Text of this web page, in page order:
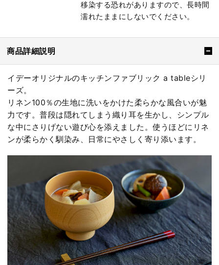
移染する恐れがありますので、長時間
濡れたままにしないでください。
商品詳細説明
イデーオリジナルのキッチンファブリック a tableシリ
ーズ。
リネン100％の生地に洗いをかけた柔らかな風合いが魅
力です。普段は隠れてしまう織り耳を生かし、シンプル
な中にさりげない遊び心を添えました。使うほどにリネ
ンが柔らかく馴染み、日常にやさしく寄り添います。